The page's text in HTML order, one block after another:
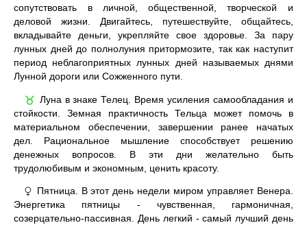
сопутствовать в личной, общественной, творческой и
деловой жизни. Двигайтесь, путешествуйте, общайтесь,
вкладывайте деньги, укрепляйте свое здоровье. За пару
лунных дней до полнолуния притормозите, так как наступит
период неблагоприятных лунных дней называемых днями
Лунной дороги или Сожженного пути.
♉ Луна в знаке Телец. Время усиления самообладания и
стойкости. Земная практичность Тельца может помочь в
материальном обеспечении, завершении ранее начатых
дел. Рациональное мышление способствует решению
денежных вопросов. В эти дни желательно быть
трудолюбивым и экономным, ценить красоту.
♀
Пятница. В этот день недели миром управляет Венера.
Энергетика пятницы - чувственная, гармоничная,
созерцательно-пассивная. День легкий - самый лучший день